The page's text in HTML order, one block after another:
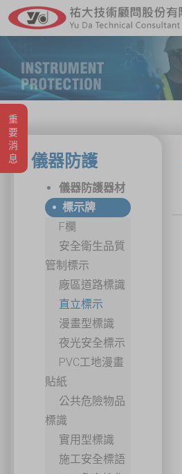
重要消息 儀器防護
儀器防護器材
標示牌
F欄
安全衛生品質
管制標示
廠區道路標識
直立標示
漫畫型標識
夜光安全標示
PVC工地漫畫
貼紙
公共危險物品
標識
實用型標識
施工安全標語